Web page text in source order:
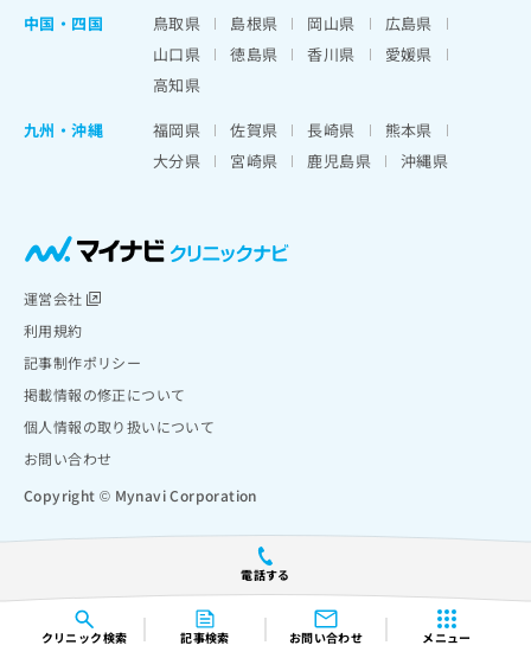
クリニック検索 記事検索 お問い合わせ メニュー
電話する
中国・四国
鳥取県 島根県 岡山県
広島県
山口県
徳島県 香川県
愛媛県
高知県
九州・沖縄
福岡県 佐賀県 長崎県
熊本県
大分県
宮崎県 鹿児島県 沖縄県
運営会社
利用規約
記事制作ポリシー
掲載情報の修正について
個人情報の取り扱いについて
お問い合わせ
Copyright © Mynavi Corporation